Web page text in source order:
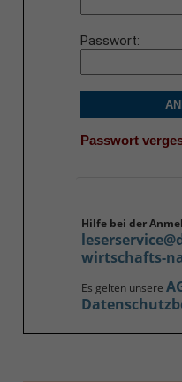
Passwort
Passwort
Hilfe bei der
wirtschafts-
Es gelten unsere